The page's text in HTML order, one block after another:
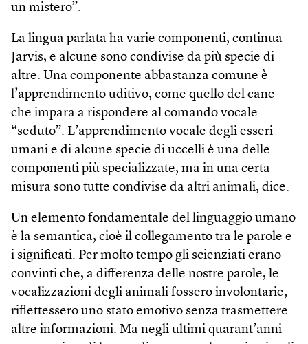
un mistero”.
La lingua parlata ha varie componenti, continua
Jarvis, e alcune sono condivise da più specie di
altre. Una componente abbastanza comune è
l’apprendimento uditivo, come quello del cane
che impara a rispondere al comando vocale
“seduto”. L’apprendimento vocale degli esseri
umani e di alcune specie di uccelli è una delle
componenti più specializzate, ma in una certa
misura sono tutte condivise da altri animali, dice.
Un elemento fondamentale del linguaggio umano
è la semantica, cioè il collegamento tra le parole e
i significati. Per molto tempo gli scienziati erano
convinti che, a differenza delle nostre parole, le
vocalizzazioni degli animali fossero involontarie,
riflettessero uno stato emotivo senza trasmettere
altre informazioni. Ma negli ultimi quarant’anni